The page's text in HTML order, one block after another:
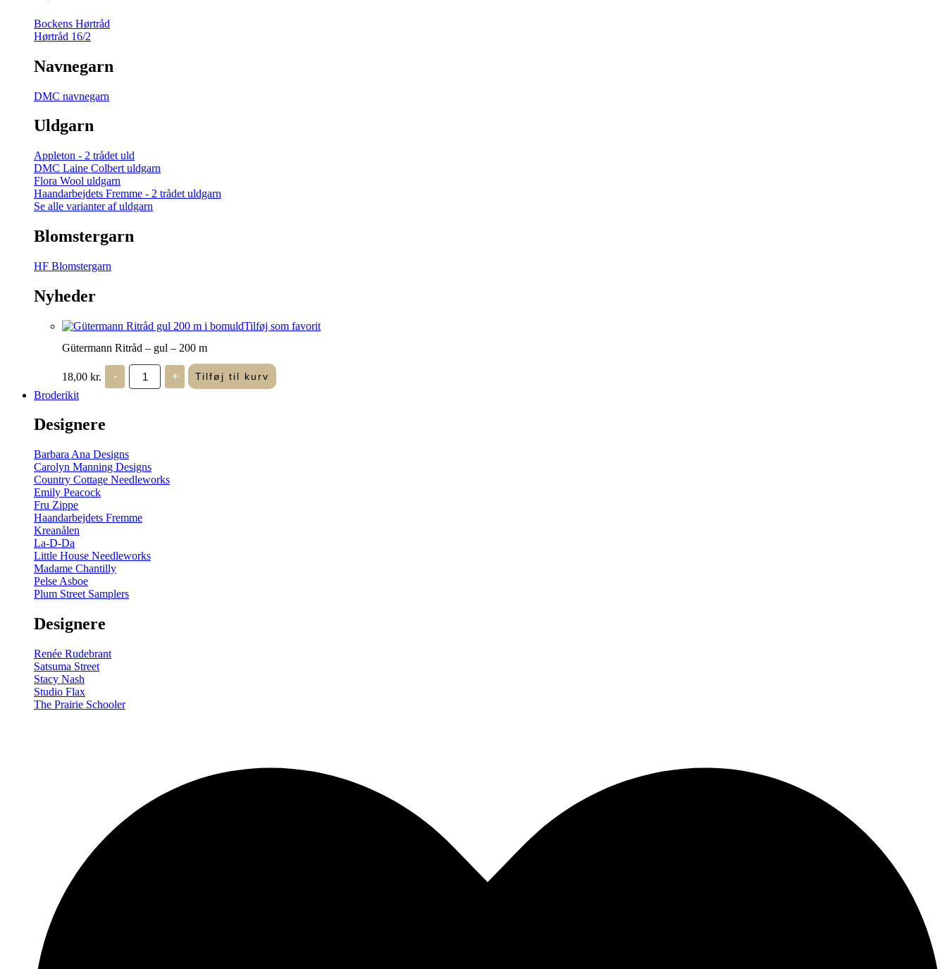
Bockens Hørtråd
Hørtråd 16/2
Navnegarn
DMC navnegarn
Uldgarn
Appleton - 2 trådet uld
DMC Laine Colbert uldgarn
Flora Wool uldgarn
Haandarbejdets Fremme - 2 trådet uldgarn
Se alle varianter af uldgarn
Blomstergarn
HF Blomstergarn
Nyheder
Tilføj som favorit
Gütermann Ritråd – gul – 200 m
18,00 kr. -
Gütermann
Ritråd
-
+ Tilføj til kurv
Broderikit
Designere
Barbara Ana Designs
Carolyn Manning Designs
Country Cottage Needleworks
Emily Peacock
Fru Zippe
Haandarbejdets Fremme
Kreanålen
La-D-Da
Little House Needleworks
Madame Chantilly
Pelse Asboe
Plum Street Samplers
Designere
Renée Rudebrant
Satsuma Street
Stacy Nash
Studio Flax
The Prairie Schooler